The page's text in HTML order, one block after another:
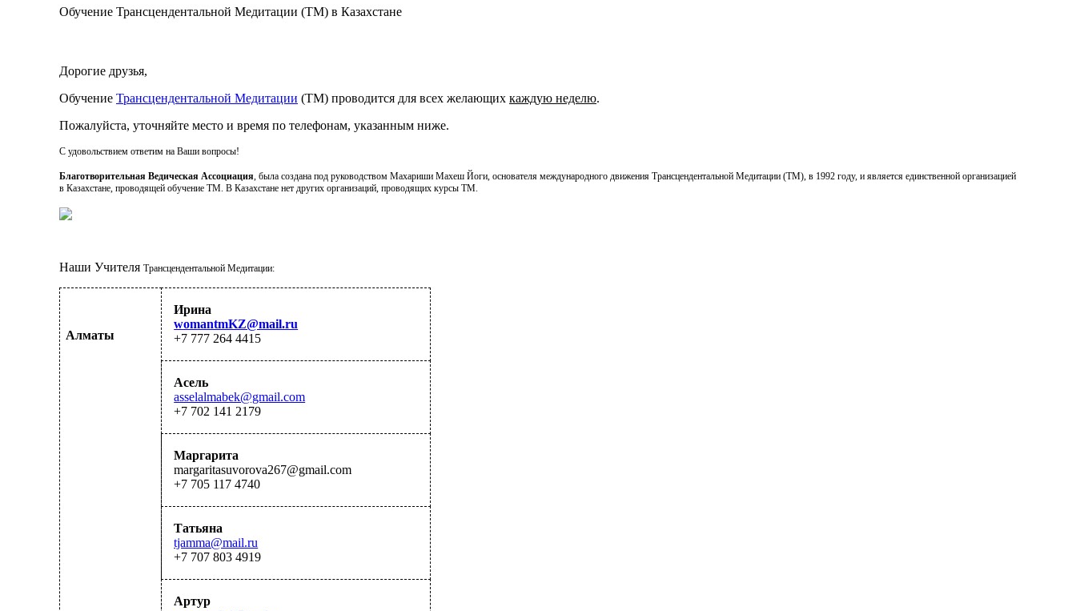
Обучение Трансцендентальной Медитации (ТМ) в Казахстане
Дорогие друзья,
Обучение Трансцендентальной Медитации (ТМ) проводится для всех желающих каждую неделю.
Пожалуйста, уточняйте место и время по телефонам, указанным ниже.
С удовольствием ответим на Ваши вопросы!
Благотворительная Ведическая Ассоциация, была создана под руководством Махариши Махеш Йоги, основателя международного движения Трансцендентальной Медитации (ТМ), в 1992 году, и является единственной организацией
в Казахстане, проводящей обучение ТМ. В Казахстане нет других организаций, проводящих курсы ТМ.
Наши Учителя Трансцендентальной Медитации:
Алматы
Ирина
womantmKZ@mail.ru
+7 777 264 4415
Асель
asselalmabek@gmail.com
+7 702 141 2179
Маргарита
margaritasuvorova267@gmail.com
+7 705 117 4740
Татьяна
tjamma@mail.ru
+7 707 803 4919
Артур